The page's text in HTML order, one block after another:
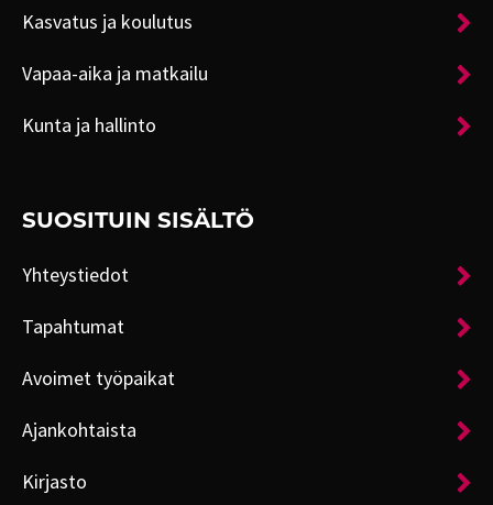
Kasvatus ja koulutus
Vapaa-aika ja matkailu
Kunta ja hallinto
SUOSITUIN SISÄLTÖ
Yhteystiedot
Tapahtumat
Avoimet työpaikat
Ajankohtaista
Kirjasto